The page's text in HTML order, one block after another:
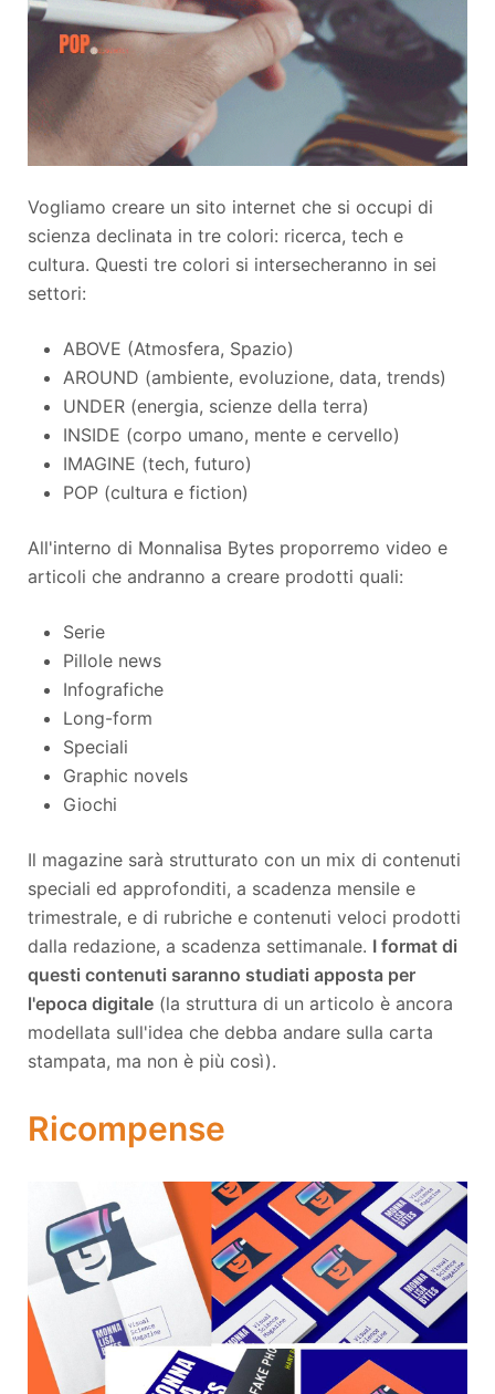
Vogliamo creare un sito internet che si occupi di
scienza declinata in tre colori: ricerca, tech e
cultura. Questi tre colori si intersecheranno in sei
settori:
ABOVE (Atmosfera, Spazio)
AROUND (ambiente, evoluzione, data, trends)
UNDER (energia, scienze della terra)
INSIDE (corpo umano, mente e cervello)
IMAGINE (tech, futuro)
POP (cultura e fiction)
All'interno di Monnalisa Bytes proporremo video e
articoli che andranno a creare prodotti quali:
Serie
Pillole news
Infografiche
Long-form
Speciali
Graphic novels
Giochi
Il magazine sarà strutturato con un mix di contenuti
speciali ed approfonditi, a scadenza mensile e
trimestrale, e di rubriche e contenuti veloci prodotti
dalla redazione, a scadenza settimanale. I format di
questi contenuti saranno studiati apposta per
l'epoca digitale (la struttura di un articolo è ancora
modellata sull'idea che debba andare sulla carta
stampata, ma non è più così).
Ricompense